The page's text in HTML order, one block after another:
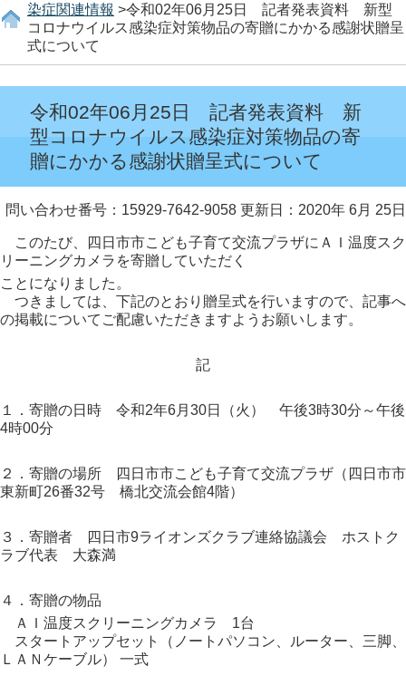
染症関連情報 >令和02年06月25日 記者発表資料 新型
コロナウイルス感染症対策物品の寄贈にかかる感謝状贈呈
式について
令和02年06月25日 記者発表資料 新
型コロナウイルス感染症対策物品の寄
贈にかかる感謝状贈呈式について
問い合わせ番号：15929-7642-9058 更新日：2020年 6月 25日
このたび、四日市市こども子育て交流プラザにＡＩ温度スク
リーニングカメラを寄贈していただく
ことになりました。
つきましては、下記のとおり贈呈式を行いますので、記事へ
の掲載についてご配慮いただきますようお願いします。
記
１．寄贈の日時 令和2年6月30日（火） 午後3時30分～午後
4時00分
２．寄贈の場所 四日市市こども子育て交流プラザ（四日市市
東新町26番32号 橋北交流会館4階）
３．寄贈者 四日市9ライオンズクラブ連絡協議会 ホストク
ラブ代表 大森満
４．寄贈の物品
ＡＩ温度スクリーニングカメラ 1台
スタートアップセット（ノートパソコン、ルーター、三脚、
ＬＡＮケーブル） 一式